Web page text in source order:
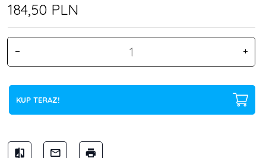
184,50 PLN
KUP TERAZ!